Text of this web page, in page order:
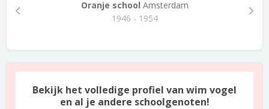
Oranje school Amsterdam
1946 - 1954
Bekijk het volledige profiel van wim vogel
en al je andere schoolgenoten!